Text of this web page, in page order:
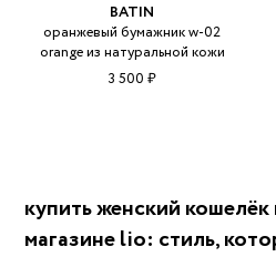
BATIN
оранжевый бумажник w-02
orange из натуральной кожи
3 500 ₽
купить женский кошелёк
магазине lio: стиль,